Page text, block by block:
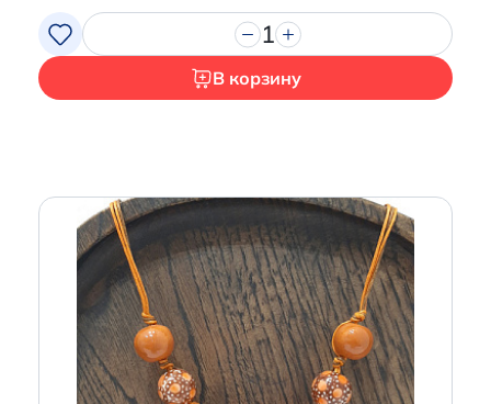
1
В корзину